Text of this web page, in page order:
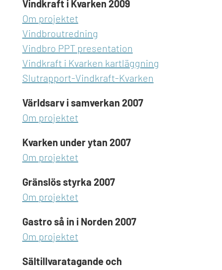
Vindkraft i Kvarken 2009
Om projektet
Vindbroutredning
Vindbro PPT presentation
Vindkraft i Kvarken kartläggning
Slutrapport-Vindkraft-Kvarken
Världsarv i samverkan 2007
Om projektet
Kvarken under ytan 2007
Om projektet
Gränslös styrka 2007
Om projektet
Gastro så in i Norden 2007
Om projektet
Sältillvaratagande och